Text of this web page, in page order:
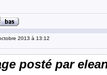
2013 à 13:12
posté par